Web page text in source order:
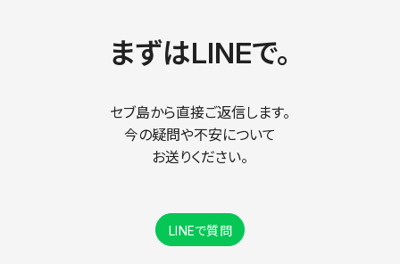
まずはLINEで。
セブ島から直接ご返信します。
今の疑問や不安について
お送りください。
LINEで質問